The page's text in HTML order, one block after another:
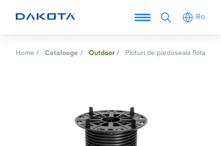
Ro
Home Cataloage Outdoor Ploturi de pardoseala flotanta